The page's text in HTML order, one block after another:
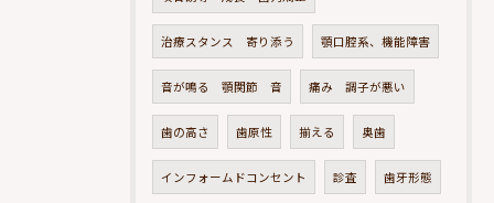
治療スタンス 寄り添う 顎口腔系、機能障害
音が鳴る 顎関節 音 痛み 調子が悪い
歯の高さ 歯原性 揃える 奥歯
インフォームドコンセント 診査 歯牙形態